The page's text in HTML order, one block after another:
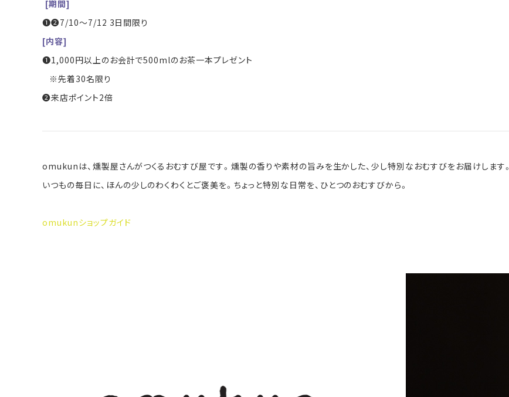
[期間]
❶❷7/10～7/12 3日間限り
[内容]
❶1,000円以上のお会計で500mlのお茶一本プレゼント
※先着30名限り
❷来店ポイント2倍
omukunは、燻製屋さんがつくるおむすび屋です。燻製の香りや素材の旨みを生かした、少し特別なおむすびをお届けします。
いつもの毎日に、ほんの少しのわくわくとご褒美を。ちょっと特別な日常を、ひとつのおむすびから。
omukunショップガイド